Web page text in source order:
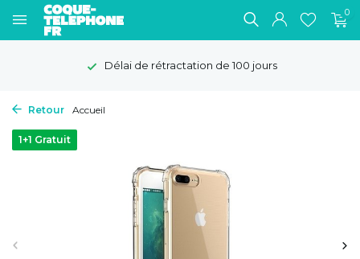
0
Délai de rétractation de 100 jours
Retour Accueil
1+1 Gratuit